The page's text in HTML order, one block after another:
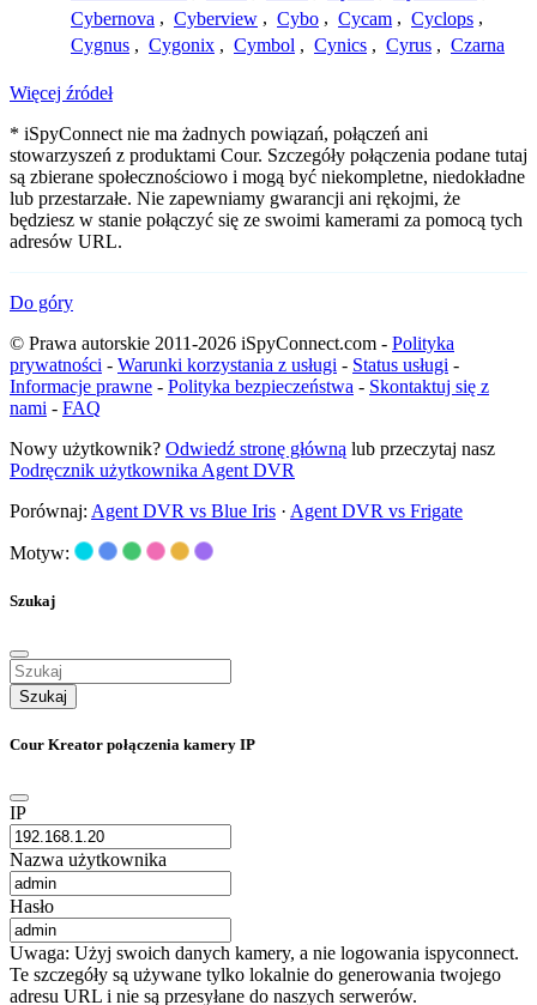
Cybernova , Cyberview , Cybo , Cycam , Cyclops ,
Cygnus , Cygonix , Cymbol , Cynics , Cyrus , Czarna
Więcej źródeł
* iSpyConnect nie ma żadnych powiązań, połączeń ani
stowarzyszeń z produktami Cour. Szczegóły połączenia podane tutaj
są zbierane społecznościowo i mogą być niekompletne, niedokładne
lub przestarzałe. Nie zapewniamy gwarancji ani rękojmi, że
będziesz w stanie połączyć się ze swoimi kamerami za pomocą tych
adresów URL.
Do góry
© Prawa autorskie 2011-2026 iSpyConnect.com - Polityka
prywatności - Warunki korzystania z usługi - Status usługi -
Informacje prawne - Polityka bezpieczeństwa - Skontaktuj się z
nami - FAQ
Nowy użytkownik? Odwiedź stronę główną lub przeczytaj nasz
Podręcznik użytkownika Agent DVR
Porównaj: Agent DVR vs Blue Iris · Agent DVR vs Frigate
Motyw:
Szukaj
Szukaj
Cour Kreator połączenia kamery IP
IP
Nazwa użytkownika
Hasło
Uwaga: Użyj swoich danych kamery, a nie logowania ispyconnect.
Te szczegóły są używane tylko lokalnie do generowania twojego
adresu URL i nie są przesyłane do naszych serwerów.